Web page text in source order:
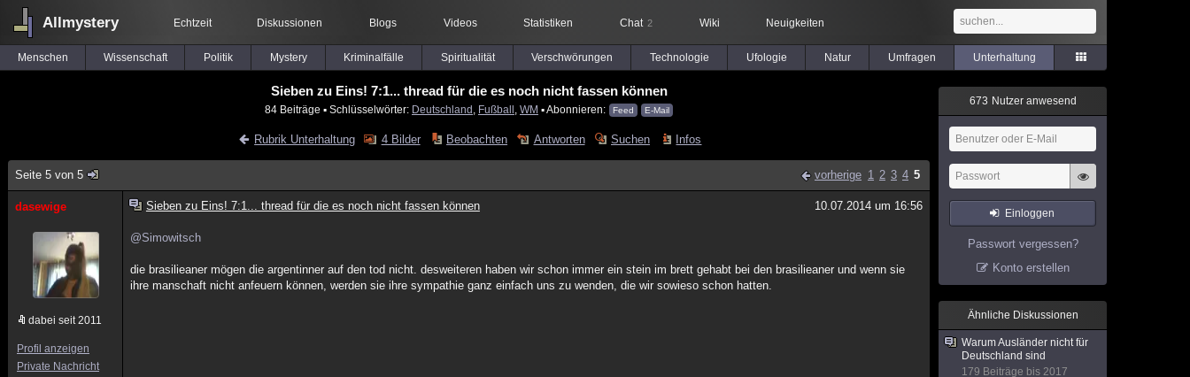
Allmystery Echtzeit Diskussionen Blogs Videos Statistiken Chat 2 Wiki Neuigkeiten
Menschen Wissenschaft Politik Mystery Kriminalfälle Spiritualität Verschwörungen Technologie Ufologie Natur Umfragen Unterhaltung
Sieben zu Eins! 7:1... thread für die es noch nicht fassen können
84 Beiträge ▪ Schlüsselwörter: Deutschland Fußball WM ▪ Abonnieren: Feed E-Mail
Rubrik Unterhaltung 4 Bilder Beobachten Antworten Suchen Infos
Seite 5 von 5 vorherige 1 2 3 4 5
dasewige
dabei seit 2011
Profil anzeigen
Private Nachricht
Sieben zu Eins! 7:1... thread für die es noch nicht fassen können 10.07.2014 um 16:56
@Simowitsch
die brasilieaner mögen die argentinner auf den tod nicht. desweiteren haben wir schon immer ein stein im brett gehabt bei den brasilieaner und wenn sie
ihre manschaft nicht anfeuern können, werden sie ihre sympathie ganz einfach uns zu wenden, die wir sowieso schon hatten.
673 Nutzer anwesend
Einloggen
Passwort vergessen?
Konto erstellen
Ähnliche Diskussionen
Warum Ausländer nicht für
Deutschland sind
179 Beiträge bis 2017